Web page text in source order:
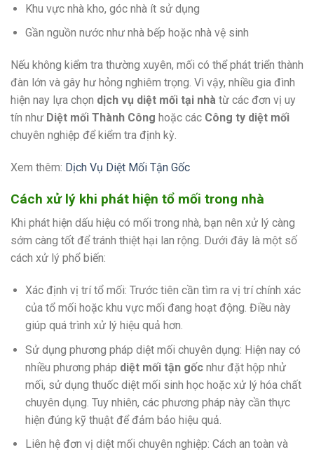
Khu vực nhà kho, góc nhà ít sử dụng
Gần nguồn nước như nhà bếp hoặc nhà vệ sinh
Nếu không kiểm tra thường xuyên, mối có thể phát triển thành
đàn lớn và gây hư hỏng nghiêm trọng. Vì vậy, nhiều gia đình
hiện nay lựa chọn dịch vụ diệt mối tại nhà từ các đơn vị uy
tín như Diệt mối Thành Công hoặc các Công ty diệt mối
chuyên nghiệp để kiểm tra định kỳ.
Xem thêm: Dịch Vụ Diệt Mối Tận Gốc
Cách xử lý khi phát hiện tổ mối trong nhà
Khi phát hiện dấu hiệu có mối trong nhà, bạn nên xử lý càng
sớm càng tốt để tránh thiệt hại lan rộng. Dưới đây là một số
cách xử lý phổ biến:
Xác định vị trí tổ mối: Trước tiên cần tìm ra vị trí chính xác
của tổ mối hoặc khu vực mối đang hoạt động. Điều này
giúp quá trình xử lý hiệu quả hơn.
Sử dụng phương pháp diệt mối chuyên dụng: Hiện nay có
nhiều phương pháp diệt mối tận gốcnhư đặt hộp nhử
mối, sử dụng thuốc diệt mối sinh học hoặc xử lý hóa chất
chuyên dụng. Tuy nhiên, các phương pháp này cần thực
hiện đúng kỹ thuật để đảm bảo hiệu quả.
Liên hệ đơn vị diệt mối chuyên nghiệp: Cách an toàn và